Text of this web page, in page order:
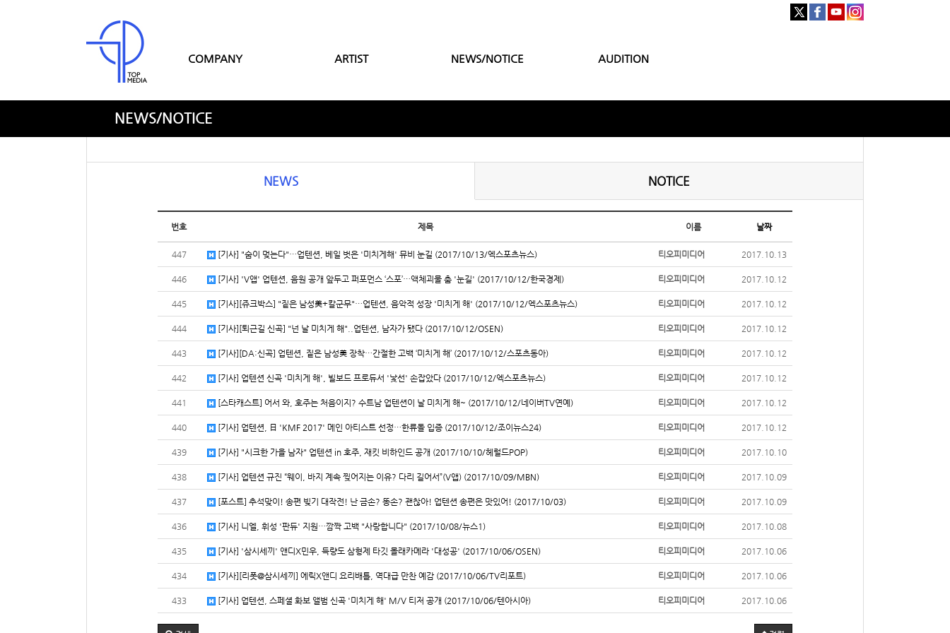
COMPANY ARTIST NEWS/NOTICE AUDITION
NEWS/NOTICE
NEWS NOTICE
번호 제목 이름 날짜
447 [기사] "숨이 멎는다"…업텐션, 베일 벗은 '미치게해' 뮤비 눈길 (2017/10/13/엑스포츠뉴스) 티오피미디어 2017.10.13
446 [기사] 'V앱' 업텐션, 음원 공개 앞두고 퍼포먼스 ‘스포’…액체괴물 춤 '눈길' (2017/10/12/한국경제) 티오피미디어 2017.10.12
445 [기사][쥬크박스] "짙은 남성美+칼군무"…업텐션, 음악적 성장 '미치게 해' (2017/10/12/엑스포츠뉴스) 티오피미디어 2017.10.12
444 [기사][퇴근길 신곡] "넌 날 미치게 해"..업텐션, 남자가 됐다 (2017/10/12/OSEN) 티오피미디어 2017.10.12
443 [기사][DA:신곡] 업텐션, 짙은 남성美 장착…간절한 고백 ‘미치게 해’ (2017/10/12/스포츠동아) 티오피미디어 2017.10.12
442 [기사] 업텐션 신곡 '미치게 해', 빌보드 프로듀서 '낯선' 손잡았다 (2017/10/12/엑스포츠뉴스) 티오피미디어 2017.10.12
441 [스타캐스트] 어서 와, 호주는 처음이지? 수트남 업텐션이 날 미치게 해~ (2017/10/12/네이버TV연예) 티오피미디어 2017.10.12
440 [기사] 업텐션, 日 'KMF 2017' 메인 아티스트 선정…한류돌 입증 (2017/10/12/조이뉴스24) 티오피미디어 2017.10.12
439 [기사] "시크한 가을 남자" 업텐션 in 호주, 재킷 비하인드 공개 (2017/10/10/헤럴드POP) 티오피미디어 2017.10.10
438 [기사] 업텐션 규진 “웨이, 바지 계속 찢어지는 이유? 다리 길어서”(V앱) (2017/10/09/MBN) 티오피미디어 2017.10.09
437 [포스트] 추석맞이! 송편 빚기 대작전! 난 금손? 똥손? 괜찮아! 업텐션 송편은 맛있어! (2017/10/03) 티오피미디어 2017.10.09
436 [기사] 니엘, 휘성 '판듀' 지원…깜짝 고백 "사랑합니다" (2017/10/08/뉴스1) 티오피미디어 2017.10.08
435 [기사] '삼시세끼' 앤디X민우, 득량도 삼형제 타깃 몰래카메라 '대성공' (2017/10/06/OSEN) 티오피미디어 2017.10.06
434 [기사][리폿@삼시세끼] 에릭X앤디 요리배틀, 역대급 만찬 예감 (2017/10/06/TV리포트) 티오피미디어 2017.10.06
433 [기사] 업텐션, 스페셜 화보 앨범 신곡 '미치게 해' M/V 티저 공개 (2017/10/06/텐아시아) 티오피미디어 2017.10.06